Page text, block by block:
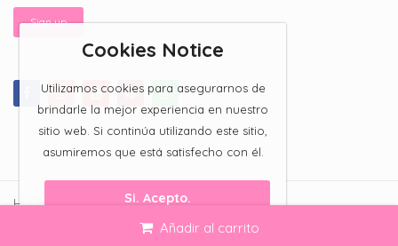
Añadir al carrito
Hi Candy Bar 2023 All Rights Reserved.
Cookies Notice
Utilizamos cookies para asegurarnos de
brindarle la mejor experiencia en nuestro
sitio web. Si continúa utilizando este sitio,
asumiremos que está satisfecho con él.
Si. Acepto.